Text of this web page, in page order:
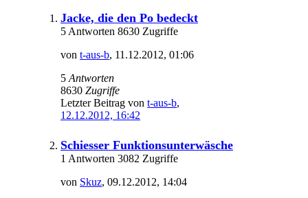
Jacke, die den Po bedeckt
5 Antworten 8630 Zugriffe
von t-aus-b, 11.12.2012, 01:06
5 Antworten
8630 Zugriffe
Letzter Beitrag von t-aus-b,
12.12.2012, 16:42
Schiesser Funktionsunterwäsche
1 Antworten 3082 Zugriffe
von Skuz, 09.12.2012, 14:04